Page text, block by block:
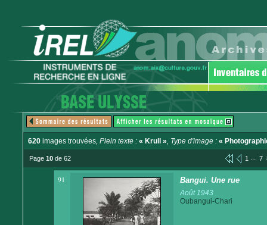
620 images trouvées, Plein texte : « Krull », Type d'image : «
Page 10 de 62 1 ... 7
91 Bangui. Une rue
Août 1943
Oubangui-Chari